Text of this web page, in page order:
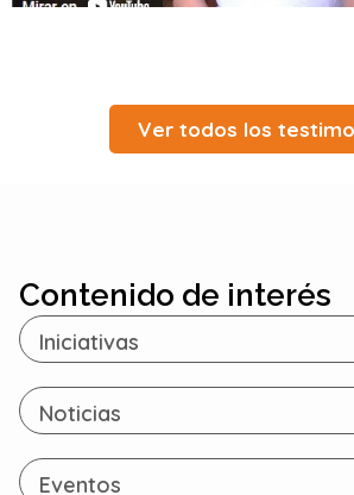
Ver todos los
Contenido de interés
Iniciativas
Noticias
Eventos